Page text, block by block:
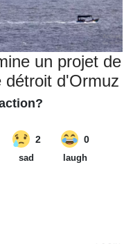
un projet de
détroit d'Ormuz